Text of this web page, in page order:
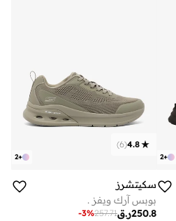
+
2
+
2
4.8
(
6
)
سكيتشرز
بوبس آرك ويفز .
ر.ق250.8
257.71
-3%